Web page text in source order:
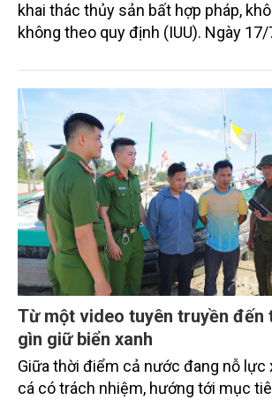
khai thác thủy sản bất hợp pháp,
không theo quy định (IUU). Ngày
trường) đã ra quyết định số 391/QĐ-
Quy chế quản lý, khai thác và sử
liệu lĩnh vực Thủy sản và Kiểm ngư
Từ một video tuyên truyền đến
gìn giữ biển xanh
Giữa thời điểm cả nước đang nỗ lực
cá có trách nhiệm, hướng tới mục